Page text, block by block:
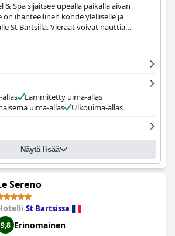
& Spa sijaitsee upealla paikalla aivan
on ihanteellinen kohde ylelliselle ja
St Bartsilla. Vieraat voivat nauttia
hemmottelevista kylpylähoidoista ja
ilmapiiristä ja rauhallisesta ympäristöstä,
Lämmitetty uima-allas
uima-allas
Ulkouima-allas
Näytä lisää
Sereno
St Bartsissa
9,8 Erinomainen